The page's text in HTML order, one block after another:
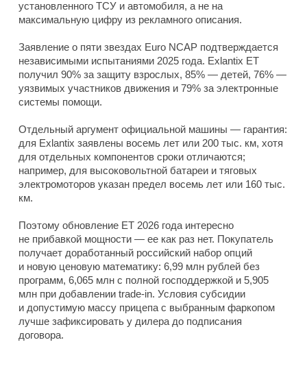
установленного ТСУ и автомобиля, а не на
максимальную цифру из рекламного описания.
Заявление о пяти звездах Euro NCAP подтверждается
независимыми испытаниями 2025 года. Exlantix ET
получил 90% за защиту взрослых, 85% — детей, 76% —
уязвимых участников движения и 79% за электронные
системы помощи.
Отдельный аргумент официальной машины — гарантия:
для Exlantix заявлены восемь лет или 200 тыс. км, хотя
для отдельных компонентов сроки отличаются;
например, для высоковольтной батареи и тяговых
электромоторов указан предел восемь лет или 160 тыс.
км.
Поэтому обновление ET 2026 года интересно
не прибавкой мощности — ее как раз нет. Покупатель
получает доработанный российский набор опций
и новую ценовую математику: 6,99 млн рублей без
программ, 6,065 млн с полной господдержкой и 5,905
млн при добавлении trade-in. Условия субсидии
и допустимую массу прицепа с выбранным фаркопом
лучше зафиксировать у дилера до подписания
договора.